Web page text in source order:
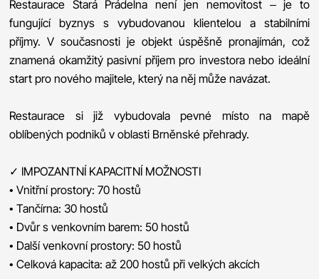
Restaurace Stará Prádelna není jen nemovitost – je to
fungující byznys s vybudovanou klientelou a stabilními
příjmy. V současnosti je objekt úspěšně pronajímán, což
znamená okamžitý pasivní příjem pro investora nebo ideální
start pro nového majitele, který na něj může navázat.
Restaurace si již vybudovala pevné místo na mapě
oblíbených podniků v oblasti Brněnské přehrady.
✓ IMPOZANTNÍ KAPACITNÍ MOŽNOSTI
• Vnitřní prostory: 70 hostů
• Tančírna: 30 hostů
• Dvůr s venkovním barem: 50 hostů
• Další venkovní prostory: 50 hostů
• Celková kapacita: až 200 hostů při velkých akcích